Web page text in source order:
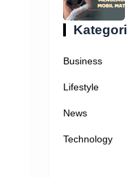
Kategori
Business
Lifestyle
News
Technology